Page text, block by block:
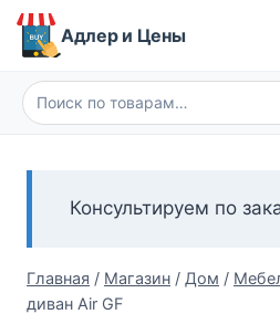
Перейти
Адлер и Цены
Искать:
Консультируем по
Главная / Магазин / Дом /
диван Air GF